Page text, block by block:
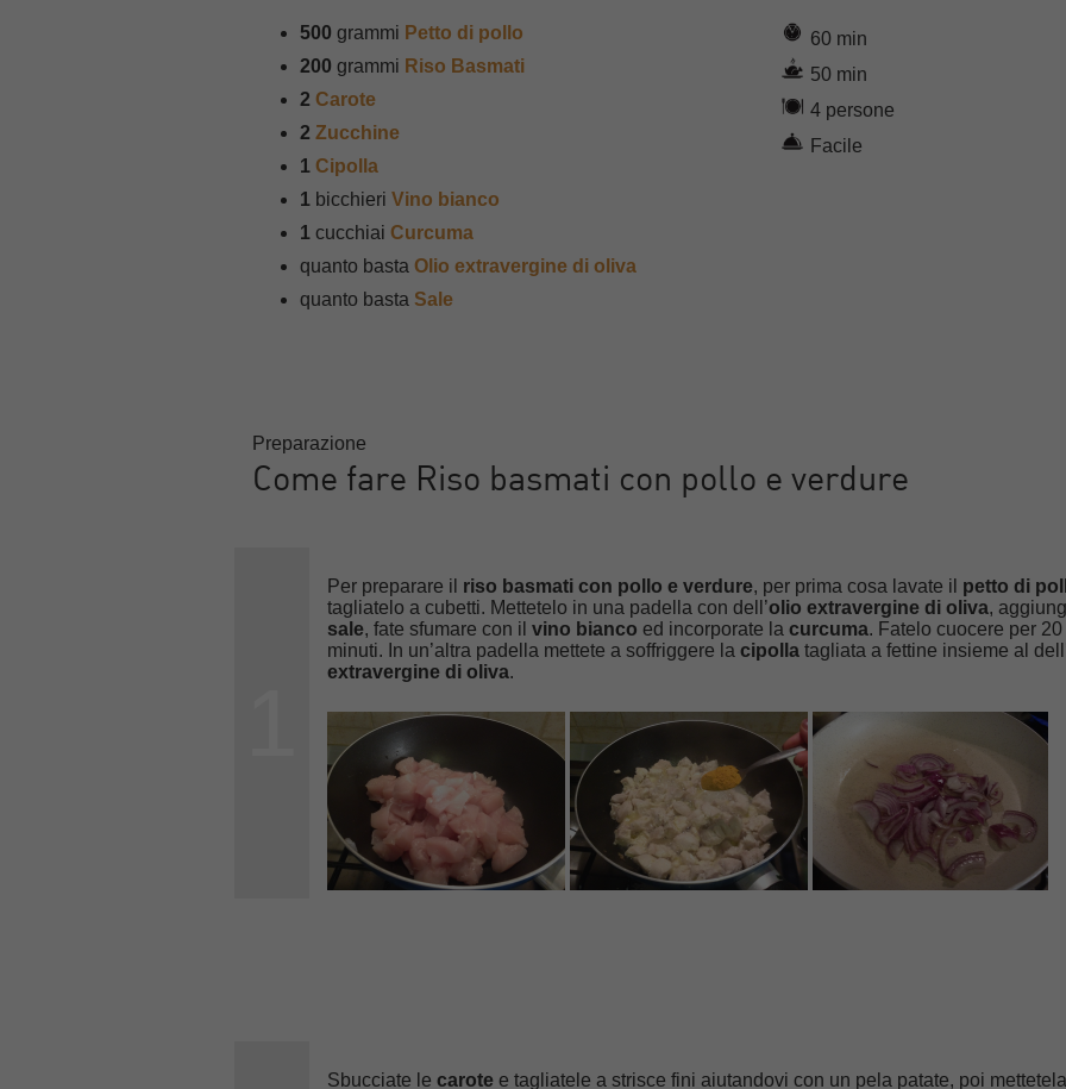
500 grammi Petto di pollo
200 grammi Riso Basmati
2 Carote
2 Zucchine
1 Cipolla
1 bicchieri Vino bianco
1 cucchiai Curcuma
quanto basta Olio extravergine di oliva
quanto basta Sale
60 min
50 min
4 persone
Facile
Preparazione
Come fare Riso basmati con pollo e verdure
Per preparare il riso basmati con pollo e verdure, per prima cosa lavate il petto di
tagliatelo a cubetti. Mettetelo in una padella con dell’olio extravergine di oliva,
sale, fate sfumare con ilvino bianco ed incorporate lacurcuma. Fatelo cuocere per 20
minuti. In un’altra padella mettete a soffriggere lacipolla tagliata a fettine insieme al
extravergine di oliva.
Sbucciate lecarote e tagliatele a strisce fini aiutandovi con un pela patate, poi